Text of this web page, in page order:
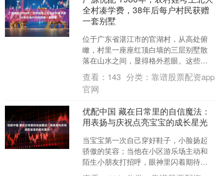
全村凑学费，38年后每户村民获赠
一套别墅
位于广东省湛江市的官湖村，从高处俯
瞰，村里一座座红顶白墙的三层别墅散
落在山水之间，显得格外惹眼。这些别
墅看起来像是为销售而建，但它们并不
是商品房，而是广东商业大....
查看： 143 分类：靠谱股票配资app
官网
优配中国 藏在日常里的自信魔法：
用表扬与庆祝点亮宝宝的成长星光
当宝宝第一次自己穿好鞋子，小脸扬起
骄傲的笑容；当他在小区游乐场主动和
陌生小朋友打招呼，眼神里闪着期待；
这些看似平常的瞬间，都是培养自信心